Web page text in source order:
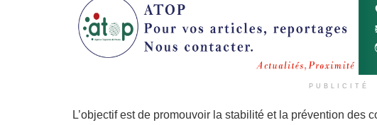
PUBLICITÉ
L’objectif est de promouvoir la stabilité et la prévention des